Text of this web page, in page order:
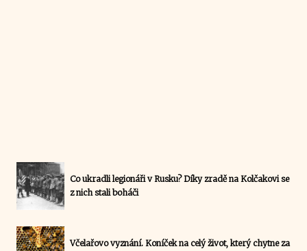
Co ukradli legionáři v Rusku? Díky zradě na Kolčakovi se
z nich stali boháči
Včelařovo vyznání. Koníček na celý život, který chytne za